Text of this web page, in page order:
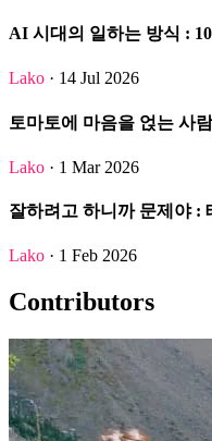
AI 시대의 일하는 방식 :
Lako · 14 Jul 2026
토마토에 마음을 얹는 사
Lako · 1 Mar 2026
잘하려고 하니까 문제야 :
Lako · 1 Feb 2026
Contributors